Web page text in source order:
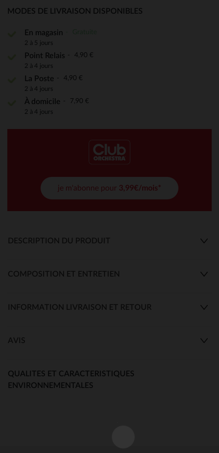
MODES DE LIVRAISON DISPONIBLES
En magasin
2 à 5 jours
Point Relais 4,90 €
2 à 4 jours
La Poste 4,90 €
2 à 4 jours
À domicile 7,90 €
2 à 4 jours
je m'abonne pour 3,99€/mois*
DESCRIPTION DU PRODUIT
COMPOSITION ET ENTRETIEN
INFORMATION LIVRAISON ET RETOUR
AVIS
QUALITES ET CARACTERISTIQUES
ENVIRONNEMENTALES